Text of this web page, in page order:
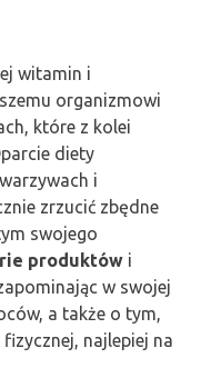
witamin i
organizmowi
które z kolei
diety
i
zrzucić zbędne
swojego
produktów i
w swojej
a także o tym,
najlepiej na